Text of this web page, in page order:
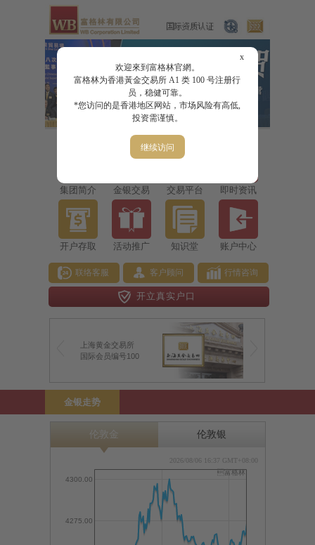
x
欢迎來到富格林官網。
富格林为香港黃金交易所 A1 类 100 号注册行
员，稳健可靠。
*您访问的是香港地区网站，市场风险有高低,
投资需谨慎。
继续访问
集团简介 金银交易 交易平台 即时资讯
开户存取 活动推广 知识堂 账户中心
联络客服 客户顾问 行情咨询
开立真实户口
上海黄金交易所
国际会员编号100
金银走势